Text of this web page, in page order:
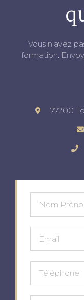
Vous n’avez
formation.
77200